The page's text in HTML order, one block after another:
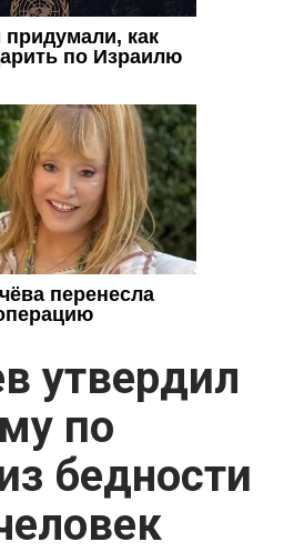
утвердил
по
бедности